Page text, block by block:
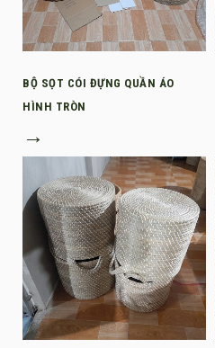
BỘ SỌT CÓI ĐỰNG QUẦN ÁO
HÌNH TRÒN
→